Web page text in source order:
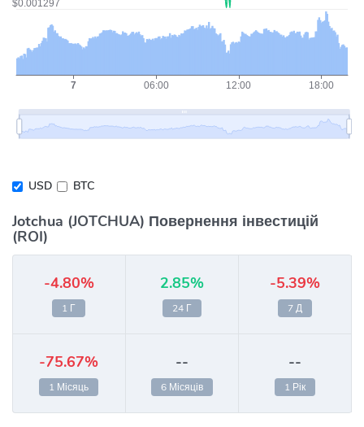
USD BTC
Jotchua (JOTCHUA) Повернення інвестицій
(ROI)
-4.80%
1 Г
2.85%
24 Г
-5.39%
7 Д
-75.67%
1 Місяць
--
6 Місяців
--
1 Рік